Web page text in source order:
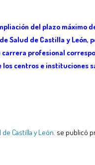
del plazo máximo
Salud de Castilla y León,
profesional
centros e instituciones
Castilla y León. se publicó